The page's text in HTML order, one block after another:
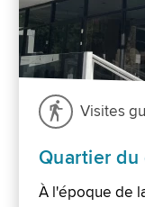
Visites
Quartier
À l'époque de